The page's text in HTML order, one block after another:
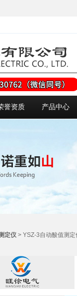
誉资质 产品中心
定仪 > YSZ-3自动酸值测